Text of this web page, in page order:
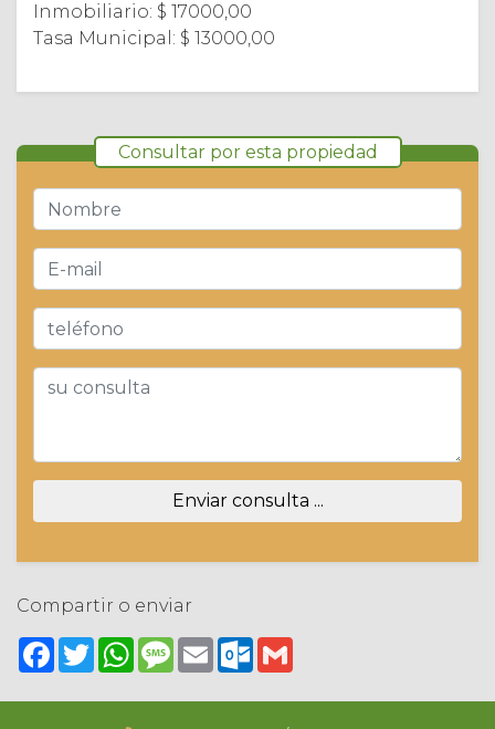
Inmobiliario: $ 17000,00
Tasa Municipal: $ 13000,00
Consultar por esta propiedad
Enviar consulta ...
Compartir o enviar
Facebook
TwitterWhatsApp
Message
EmailOutlook.com